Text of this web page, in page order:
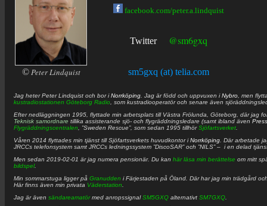
© Peter Lindquist
facebook.com/peter.a.lindquist
Twitter @sm6gxq
sm5gxq (at) telia.com
Jag heterPeter Lindquist och bor iNorrköping . Jag är född och uppvuxen iNybro , men
kustradiostationen Göteborg Radio , som kustradiooperatör och senare även
Efter nedläggningen 1995, flyttade min arbetsplats till Västra Frölunda, Göteborg, där jag
Teknisk samordnare tillika assisterande sjö- och flygräddningsledare (samt ibland även
Flygräddningscentralen , ”Sweden Rescue”, som sedan 1995 tillhörSjöfartsverket
Våren 2014 flyttades min tjänst till Sjöfartsverkets huvudkontor iNorrköping . Där arbetade
JRCCs telefonsystem samt JRCCs ledningssystem ”DiscoSAR” och ”NILS” – i en delad
Men sedan 2019-02-01 är jag numera pensionär. Du kan här läsa min berättelse om mitt
bildspel.
Min sommarstuga ligger på Granudden i Färjestaden på Öland. Där har jag min trädgård
Här finns även min privata Väderstation
Jag är även sändareamatörmed anropssignalSM5GXQ alternativt SM7GXQ